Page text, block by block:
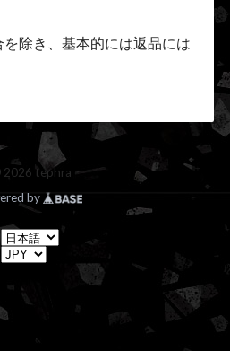
除き、基本的には返品には
2026 tephra
by